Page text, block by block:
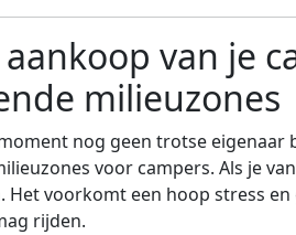
van je
milieuzones
nog geen trotse
voor campers. Als je
Het voorkomt een hoop stress
rijden.